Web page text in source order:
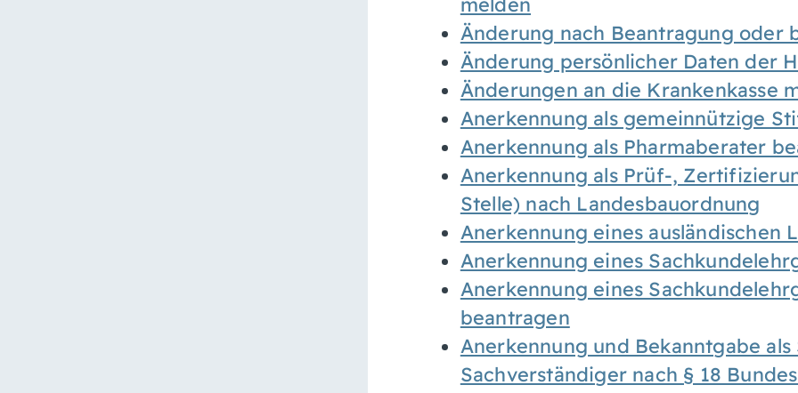
Änderung nach Beantragung oder
Änderung persönlicher Daten der
Änderungen an die Krankenkasse
Anerkennung als gemeinnützige
Anerkennung als Pharmaberater
Anerkennung als Prüf-,
Stelle) nach Landesbauordnung
Anerkennung eines ausländischen
Anerkennung eines
Anerkennung eines
beantragen
Anerkennung und Bekanntgabe
Sachverständiger nach § 18